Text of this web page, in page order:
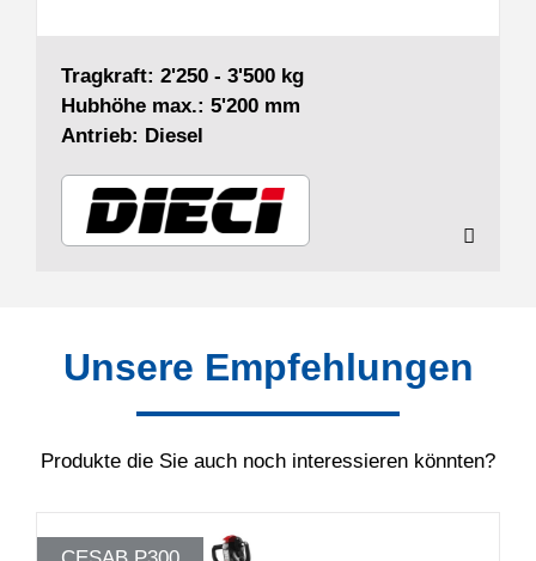
Tragkraft: 2'250 - 3'500 kg
Hubhöhe max.: 5'200 mm
Antrieb: Diesel
Unsere Empfehlungen
Produkte die Sie auch noch interessieren könnten?